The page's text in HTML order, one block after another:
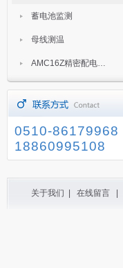
蓄电池监测
母线测温
AMC16Z精密配电监控装置
0510-86179968
18860995108
关于我们 在线留言